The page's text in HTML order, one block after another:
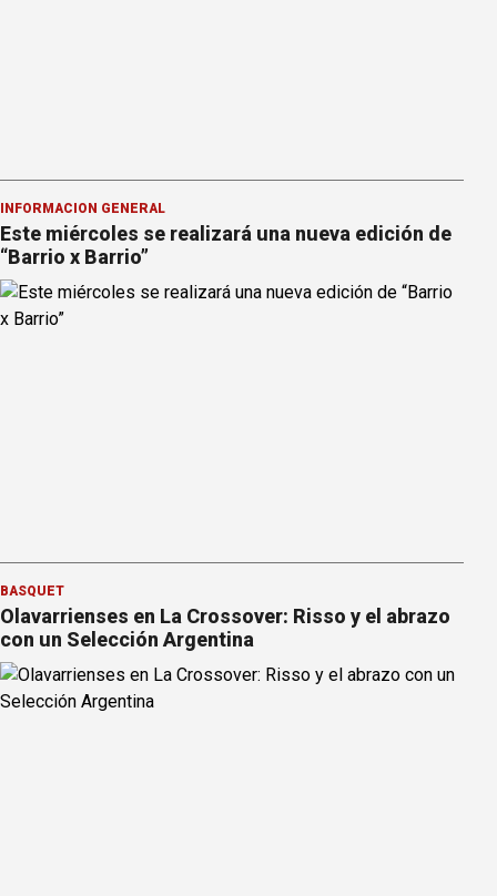
INFORMACION GENERAL
Este miércoles se realizará una nueva edición de
“Barrio x Barrio”
BÁSQUET
Olavarrienses en La Crossover: Risso y el abrazo
con un Selección Argentina